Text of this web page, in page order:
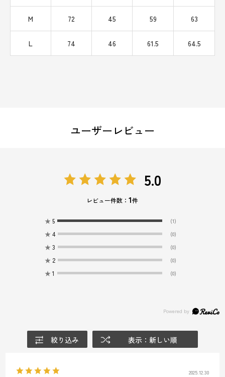
M 72 45 59 63
L 74 46 61.5 64.5
ユーザーレビュー
5.0
レビュー件数：1件
★ 5 (1)
★ 4 (0)
★ 3 (0)
★ 2 (0)
★ 1 (0)
絞り込み 表示：新しい順
2025.12.30